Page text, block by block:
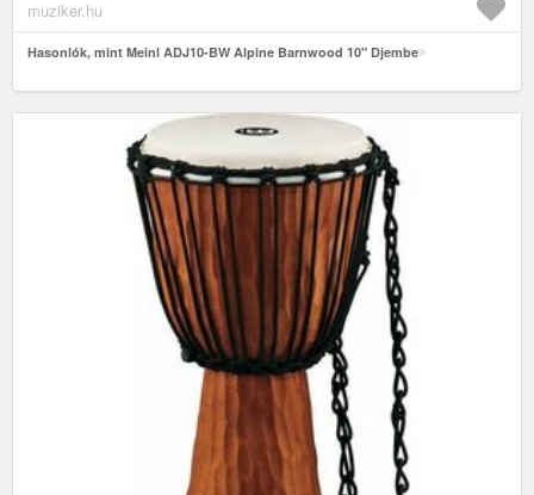
muziker.hu
Hasonlók, mint Meinl ADJ10-BW Alpine Barnwood 10" Djembe